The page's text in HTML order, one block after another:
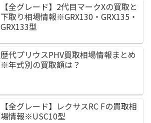
【全グレード】2代目マークXの買取と
下取り相場情報※GRX130・GRX135・
GRX133型
歴代プリウスPHV買取相場情報まとめ
※年式別の買取額は？
【全グレード】レクサスRC Fの買取相
場情報※USC10型